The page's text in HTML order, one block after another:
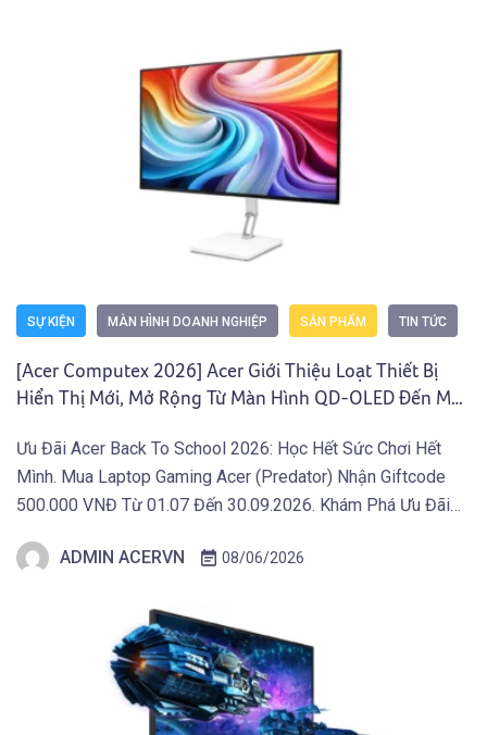
SỰ KIỆN MÀN HÌNH DOANH NGHIỆP SẢN PHẨM TIN TỨC
[Acer Computex 2026] Acer Giới Thiệu Loạt Thiết Bị
Hiển Thị Mới, Mở Rộng Từ Màn Hình QD-OLED Đến Máy
Ưu Đãi Acer Back To School 2026: Học Hết Sức Chơi Hết
Mình. Mua Laptop Gaming Acer (Predator) Nhận Giftcode
500.000 VNĐ Từ 01.07 Đến 30.09.2026. Khám Phá Ưu Đãi
danh mục thiết bị hiển thị mới phục vụ sáng tạo, giải trí và […]
ADMIN ACERVN 08/06/2026